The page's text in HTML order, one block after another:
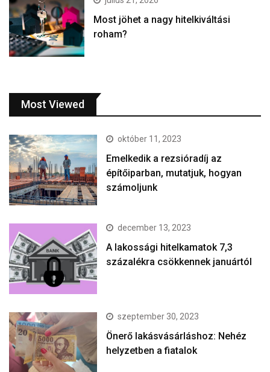
Most jöhet a nagy hitelkiváltási
roham?
Most Viewed
október 11, 2023
Emelkedik a rezsióradíj az
építőiparban, mutatjuk, hogyan
számoljunk
december 13, 2023
A lakossági hitelkamatok 7,3
százalékra csökkennek januártól
szeptember 30, 2023
Önerő lakásvásárláshoz: Nehéz
helyzetben a fiatalok